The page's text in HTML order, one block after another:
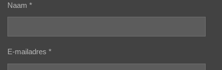
Naam *
E-mailadres *